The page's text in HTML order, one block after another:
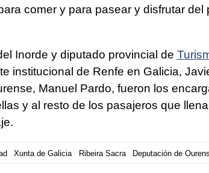
comer y para pasear y disfrutar del
Inorde y diputado provincial de
institucional de Renfe en Galicia,
Manuel Pardo, fueron los
y al resto de los pasajeros que
Xunta de Galicia Ribeira Sacra Deputación de